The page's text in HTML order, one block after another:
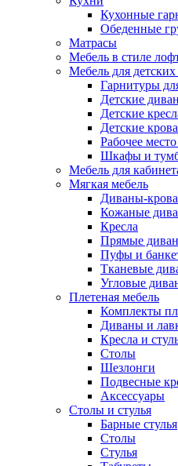
Кухонные
Обеденные
Матрасы
Мебель в стиле
Мебель для
Гарнитуры
Детские
Детские
Детские
Рабочее
Шкафы и
Мебель для
Мягкая мебель
Диваны-
Кожаные
Кресла
Прямые
Пуфы и
Тканевые
Угловые
Плетеная мебель
Комплекты
Диваны и
Кресла и
Столы
Шезлонги
Подвесные
Аксессуары
Столы и стулья
Барные стулья
Столы
Стулья